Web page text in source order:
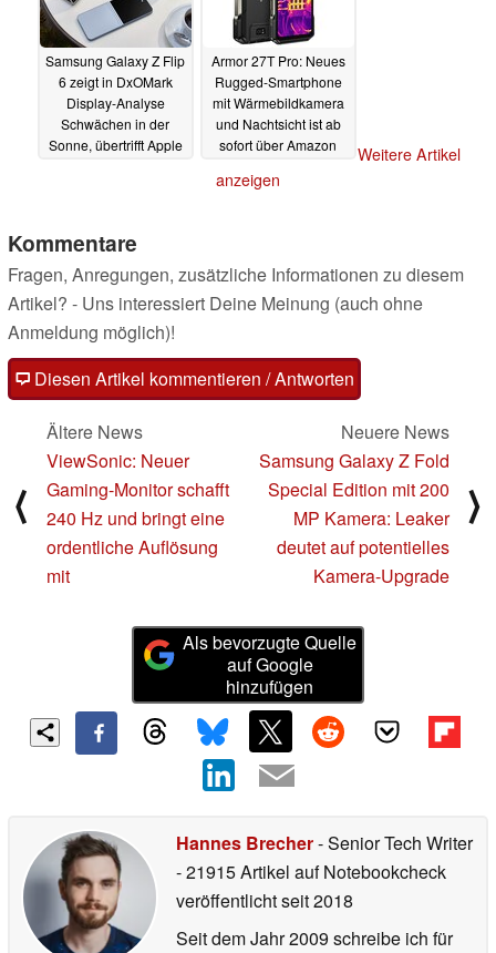
Samsung Galaxy Z Flip
6 zeigt in DxOMark
Display-Analyse
Schwächen in der
Sonne, übertrifft Apple
Armor 27T Pro: Neues
Rugged-Smartphone
mit Wärmebildkamera
und Nachtsicht ist ab
sofort über Amazon
Weitere Artikel
anzeigen
Kommentare
Fragen, Anregungen, zusätzliche Informationen zu diesem
Artikel? - Uns interessiert Deine Meinung (auch ohne
Anmeldung möglich)!
Diesen Artikel kommentieren / Antworten
⟨
Ältere News
ViewSonic: Neuer
Gaming-Monitor schafft
240 Hz und bringt eine
ordentliche Auflösung
mit
Neuere News
Samsung Galaxy Z Fold
Special Edition mit 200
MP Kamera: Leaker
deutet auf potentielles
Kamera-Upgrade
⟩
Als bevorzugte Quelle
auf Google
hinzufügen
Hannes Brecher- Senior Tech Writer
- 21915 Artikel auf Notebookcheck
veröffentlichtseit 2018
Seit dem Jahr 2009 schreibe ich für